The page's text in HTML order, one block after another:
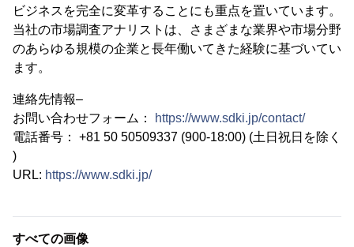
ビジネスを完全に変革することにも重点を置いています。
当社の市場調査アナリストは、さまざまな業界や市場分野
のあらゆる規模の企業と長年働いてきた経験に基づいてい
ます。
連絡先情報–
お問い合わせフォーム：
https://www.sdki.jp/contact/
電話番号： +81 50 50509337 (900-18:00) (土日祝日を除く
)
URL: https://www.sdki.jp/
すべての画像